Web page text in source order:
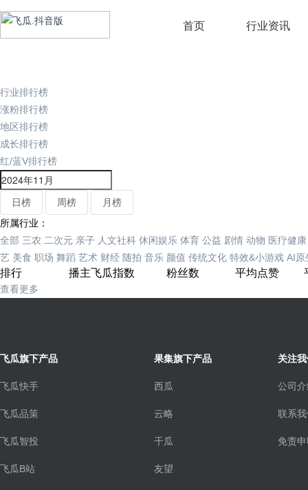
首页 行业资讯
行业排行榜
涨粉排行榜
地区排行榜
成长排行榜
红/蓝V排行榜
日榜 周榜
月榜
所属行业：
全部 三农 二次元 亲子 人文社科 休闲娱乐 体育 公益 剧情 动物 医疗健康
艺 美食 职场 舞蹈 艺术 财经 随拍 音乐 颜值 传统文化 特效&小游戏 AI原
排行 播主飞瓜指数 粉丝数 平均点赞
查看更多
飞瓜旗下产品
飞瓜快手
飞瓜品策
飞瓜智投
飞瓜B站
果集旗下产品
西瓜
云略
千瓜
友望
关注
公司
联系
免责